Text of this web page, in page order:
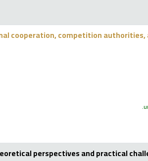
cooperation, competition
perspectives and practical